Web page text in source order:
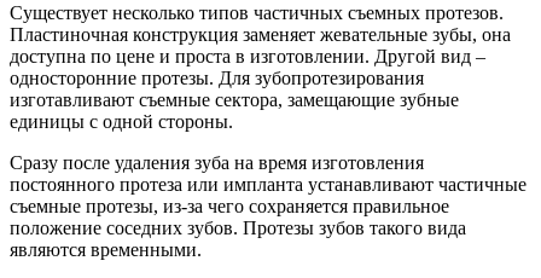
Существует несколько типов частичных съемных протезов.
Пластиночная конструкция заменяет жевательные зубы, она
доступна по цене и проста в изготовлении. Другой вид –
односторонние протезы. Для зубопротезирования
изготавливают съемные сектора, замещающие зубные
единицы с одной стороны.
Сразу после удаления зуба на время изготовления
постоянного протеза или импланта устанавливают частичные
съемные протезы, из-за чего сохраняется правильное
положение соседних зубов. Протезы зубов такого вида
являются временными.